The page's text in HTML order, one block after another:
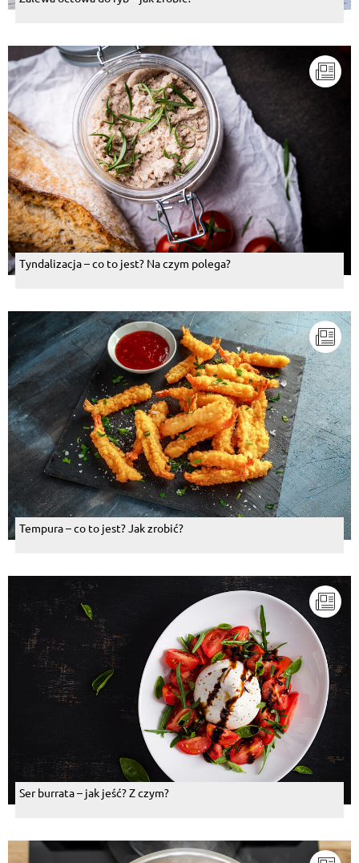
Tyndalizacja – co to jest? Na czym polega?
Tempura – co to jest? Jak zrobić?
Ser burrata – jak jeść? Z czym?